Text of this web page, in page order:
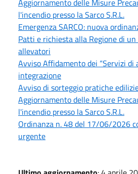
l'incendio presso la Sarco S.R.L.
Emergenza SARCO: nuova
Patti e richiesta alla Regione di
allevatori
Avviso Affidamento dei “Servizi di
integrazione
Avviso di sorteggio pratiche
Aggiornamento delle Misure
l'incendio presso la Sarco S.R.L.
Ordinanza n. 48 del 17/06/2026
urgente